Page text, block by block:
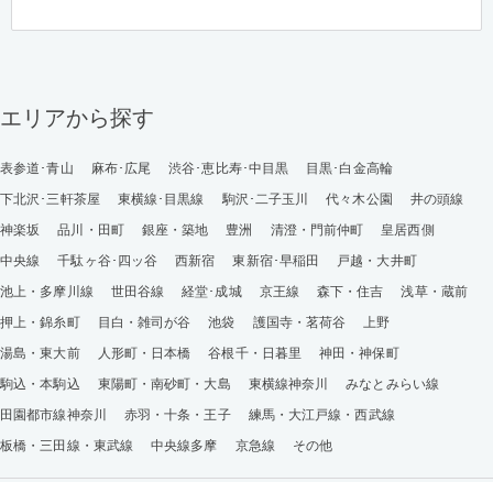
エリアから探す
表参道･青山 麻布･広尾 渋谷･恵比寿･中目黒
目黒･白金高輪
下北沢･三軒茶屋
東横線･目黒線 駒沢･二子玉川 代々木公園
井の頭線
神楽坂
品川・田町 銀座・築地 豊洲 清澄・門前仲町
皇居西側
中央線
千駄ヶ谷･四ッ谷 西新宿 東新宿･早稲田
戸越・大井町
池上・多摩川線
世田谷線 経堂･成城 京王線 森下・住吉
浅草・蔵前
押上・錦糸町
目白・雑司が谷 池袋 護国寺・茗荷谷
上野
湯島・東大前
人形町・日本橋 谷根千・日暮里
神田・神保町
駒込・本駒込
東陽町・南砂町・大島 東横線神奈川
みなとみらい線
田園都市線神奈川
赤羽・十条・王子
練馬・大江戸線・西武線
板橋・三田線・東武線
中央線多摩 京急線 その他